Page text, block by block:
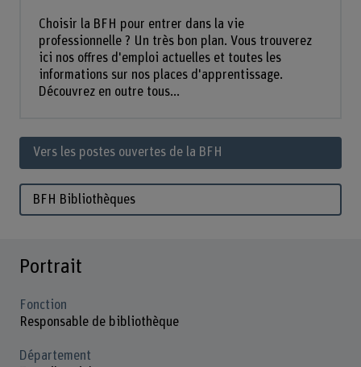
Choisir la BFH pour entrer dans la vie
professionnelle ? Un très bon plan. Vous trouverez
ici nos offres d'emploi actuelles et toutes les
informations sur nos places d'apprentissage.
Découvrez en outre tous...
Vers les postes ouvertes de la BFH
BFH Bibliothèques
Portrait
Fonction
Responsable de bibliothèque
Département